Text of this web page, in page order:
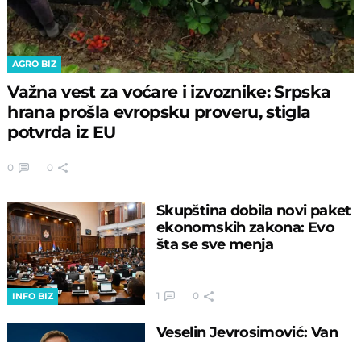
AGRO BIZ
Važna vest za voćare i izvoznike: Srpska
hrana prošla evropsku proveru, stigla
potvrda iz EU
0 0
INFO BIZ
Skupština dobila novi paket
ekonomskih zakona: Evo
šta se sve menja
1 0
Veselin Jevrosimović: Van